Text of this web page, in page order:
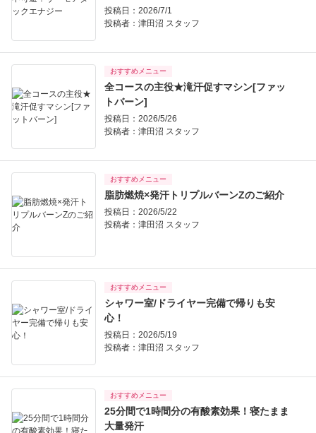
投稿日：2026/7/1
投稿者： 津田沼 スタッフ
おすすめメニュー
全コースの主役★滝汗促すマシン[ファッ
トバーン]
投稿日：2026/5/26
投稿者： 津田沼 スタッフ
おすすめメニュー
脂肪燃焼×発汗トリプルバーンZのご紹介
投稿日：2026/5/22
投稿者： 津田沼 スタッフ
おすすめメニュー
シャワー室/ドライヤー完備で帰りも安
心！
投稿日：2026/5/19
投稿者： 津田沼 スタッフ
おすすめメニュー
25分間で1時間分の有酸素効果！寝たまま
大量発汗